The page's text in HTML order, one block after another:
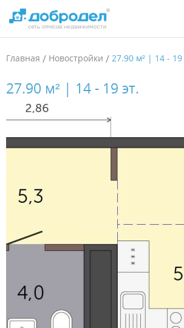
Главная / Новостройки / 27.90 м² | 14 - 19
27.90 м² | 14 - 19 эт.